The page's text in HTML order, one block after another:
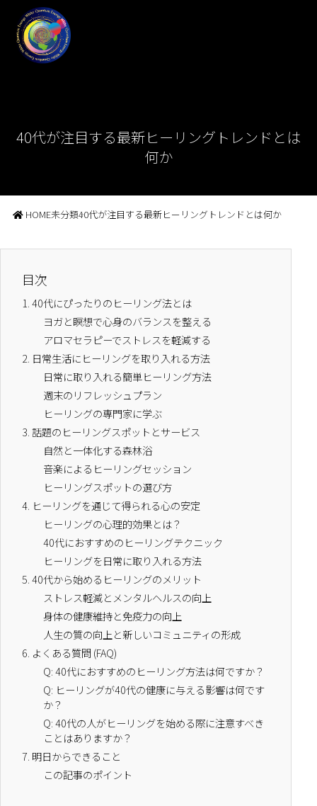
40代が注目する最新ヒーリングトレンドとは
何か
HOME未分類40代が注目する最新ヒーリングトレンドとは何か
目次
1.40代にぴったりのヒーリング法とは
ヨガと瞑想で心身のバランスを整える
アロマセラピーでストレスを軽減する
2. 日常生活にヒーリングを取り入れる方法
日常に取り入れる簡単ヒーリング方法
週末のリフレッシュプラン
ヒーリングの専門家に学ぶ
3.話題のヒーリングスポットとサービス
自然と一体化する森林浴
音楽によるヒーリングセッション
ヒーリングスポットの選び方
4. ヒーリングを通じて得られる心の安定
ヒーリングの心理的効果とは？
40代におすすめのヒーリングテクニック
ヒーリングを日常に取り入れる方法
5.40代から始めるヒーリングのメリット
ストレス軽減とメンタルヘルスの向上
身体の健康維持と免疫力の向上
人生の質の向上と新しいコミュニティの形成
6. よくある質問 (FAQ)
Q: 40代におすすめのヒーリング方法は何ですか？
Q: ヒーリングが40代の健康に与える影響は何です
か？
Q: 40代の人がヒーリングを始める際に注意すべき
ことはありますか？
7. 明日からできること
この記事のポイント